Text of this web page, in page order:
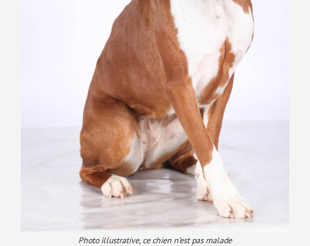
Photo illustrative, ce chien n’est pas malade